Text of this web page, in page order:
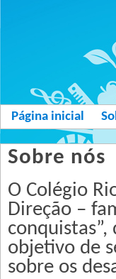
Página inicial
Sobre nós
O Colégio
Direção –
objetivo de
sobre os